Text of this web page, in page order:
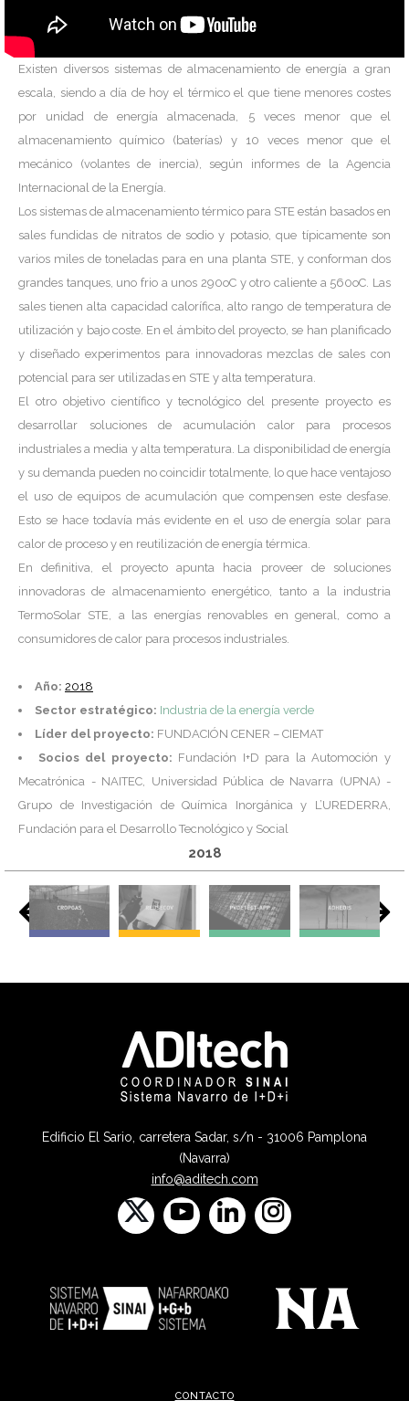
Existen diversos sistemas de almacenamiento de energía a gran
escala, siendo a día de hoy el térmico el que tiene menores costes
por unidad de energía almacenada, 5 veces menor que el
almacenamiento químico (baterías) y 10 veces menor que el
mecánico (volantes de inercia), según informes de la Agencia
Internacional de la Energía.
Los sistemas de almacenamiento térmico para STE están basados en
sales fundidas de nitratos de sodio y potasio, que típicamente son
varios miles de toneladas para en una planta STE, y conforman dos
grandes tanques, uno frio a unos 290oC y otro caliente a 560oC. Las
sales tienen alta capacidad calorífica, alto rango de temperatura de
utilización y bajo coste. En el ámbito del proyecto, se han planificado
y diseñado experimentos para innovadoras mezclas de sales con
potencial para ser utilizadas en STE y alta temperatura.
El otro objetivo científico y tecnológico del presente proyecto es
desarrollar soluciones de acumulación calor para procesos
industriales a media y alta temperatura. La disponibilidad de energía
y su demanda pueden no coincidir totalmente, lo que hace ventajoso
el uso de equipos de acumulación que compensen este desfase.
Esto se hace todavía más evidente en el uso de energía solar para
calor de proceso y en reutilización de energía térmica.
En definitiva, el proyecto apunta hacia proveer de soluciones
innovadoras de almacenamiento energético, tanto a la industria
TermoSolar STE, a las energías renovables en general, como a
consumidores de calor para procesos industriales.
Año: 2018
Sector estratégico: Industria de la energía verde
Líder del proyecto: FUNDACIÓN CENER – CIEMAT
Socios del proyecto: Fundación I+D para la Automoción y
Mecatrónica - NAITEC, Universidad Pública de Navarra (UPNA) -
Grupo de Investigación de Química Inorgánica y L’UREDERRA,
Fundación para el Desarrollo Tecnológico y Social
2018
Edificio El Sario, carretera Sadar, s/n - 31006 Pamplona
(Navarra)
info@aditech.com
CONTACTO